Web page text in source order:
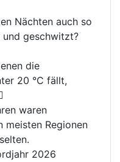
Nächten auch so
und geschwitzt?
die
20 °C fällt,
waren
meisten Regionen
2026